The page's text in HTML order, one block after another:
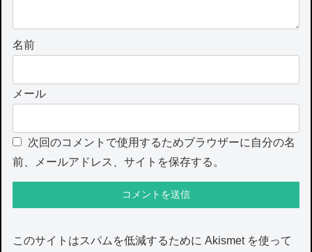
名前
メール
次回のコメントで使用するためブラウザーに自分の名
前、メールアドレス、サイトを保存する。
このサイトはスパムを低減するために Akismet を使って